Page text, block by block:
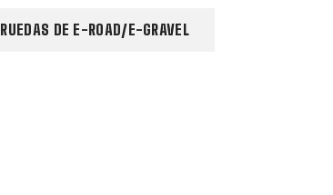
RUEDAS DE E-ROAD/E-GRAVEL